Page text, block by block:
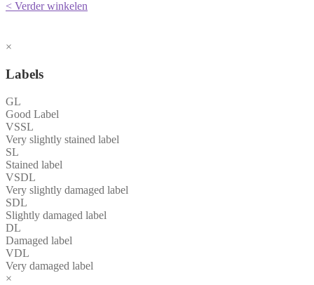
< Verder winkelen
×
Labels
GL
Good Label
VSSL
Very slightly stained label
SL
Stained label
VSDL
Very slightly damaged label
SDL
Slightly damaged label
DL
Damaged label
VDL
Very damaged label
×